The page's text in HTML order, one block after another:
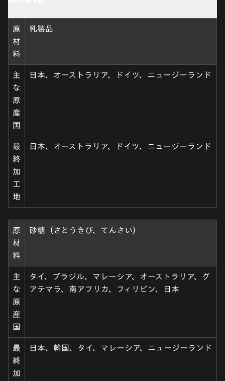
原
材
料
乳製品
主
な
原
産
国
日本、オーストラリア、ドイツ、ニュージーランド
最
終
加
工
地
日本、オーストラリア、ドイツ、ニュージーランド
原
材
料
砂糖（さとうきび、てんさい）
主
な
原
産
国
タイ、ブラジル、マレーシア、オーストラリア、グ
アテマラ、南アフリカ、フィリピン、日本
最
終
加
日本、韓国、タイ、マレーシア、ニュージーランド